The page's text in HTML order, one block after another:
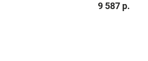
9 587 р.